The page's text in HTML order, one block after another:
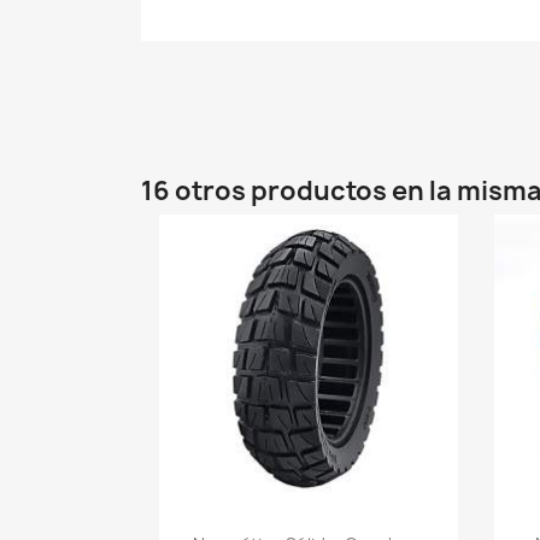
16 otros productos en la